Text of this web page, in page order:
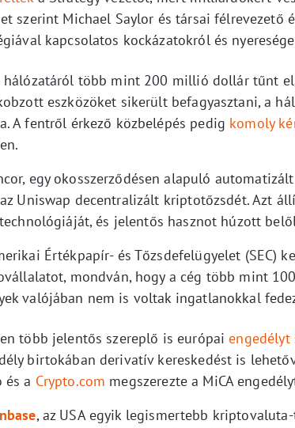
szerint Michael Saylor és társai
kapcsolatos kockázatokról és
hálózatáról több mint 200 millió dollár tűnt
eszközöket sikerült befagyasztani, a
A fentről érkező közbelépés pedig komoly
egy okosszerződésen alapuló
az Uniswap decentralizált kriptotőzsdét. Azt
és jelentős hasznot húzott
Értékpapír- és Tőzsdefelügyelet (SEC)
mondván, hogy a cég több mint
valójában nem is voltak ingatlanokkal
több jelentős szereplő is európaiengedélyt
birtokában derivatív kereskedést is
és a Crypto.com megszerezte a MiCA
, az USA egyik legismertebb